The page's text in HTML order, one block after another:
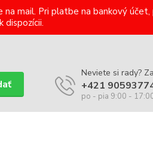
mail. Pri platbe na bankový
dispozícii.
Neviete si rady?
+421
po - pia 9:00 -